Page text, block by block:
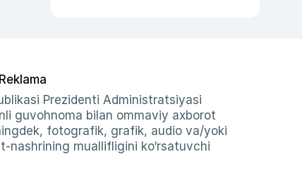
Reklama
Prezidenti Administratsiyasi
guvohnoma bilan ommaviy axborot
fotografik, grafik, audio va/yoki
nashrining muallifligini ko‘rsatuvchi